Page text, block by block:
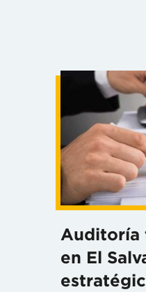
Auditoría
en El